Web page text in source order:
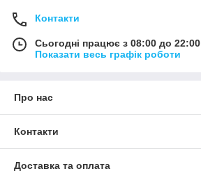
Контакти
Сьогодні працює з 08:00 до 22:00
Показати весь графік роботи
Про нас
Контакти
Доставка та оплата